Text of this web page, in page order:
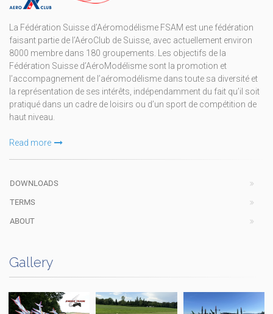
La Fédération Suisse d’Aéromodélisme FSAM est une fédération
faisant partie de l’AéroClub de Suisse, avec actuellement environ
8000 membre dans 180 groupements. Les objectifs de la
Fédération Suisse d’AéroModélisme sont la promotion et
l’accompagnement de l’aéromodélisme dans toute sa diversité et
la représentation de ses intérêts, indépendamment du fait qu’il soit
pratiqué dans un cadre de loisirs ou d’un sport de compétition de
haut niveau.
Read more
DOWNLOADS
TERMS
ABOUT
Gallery